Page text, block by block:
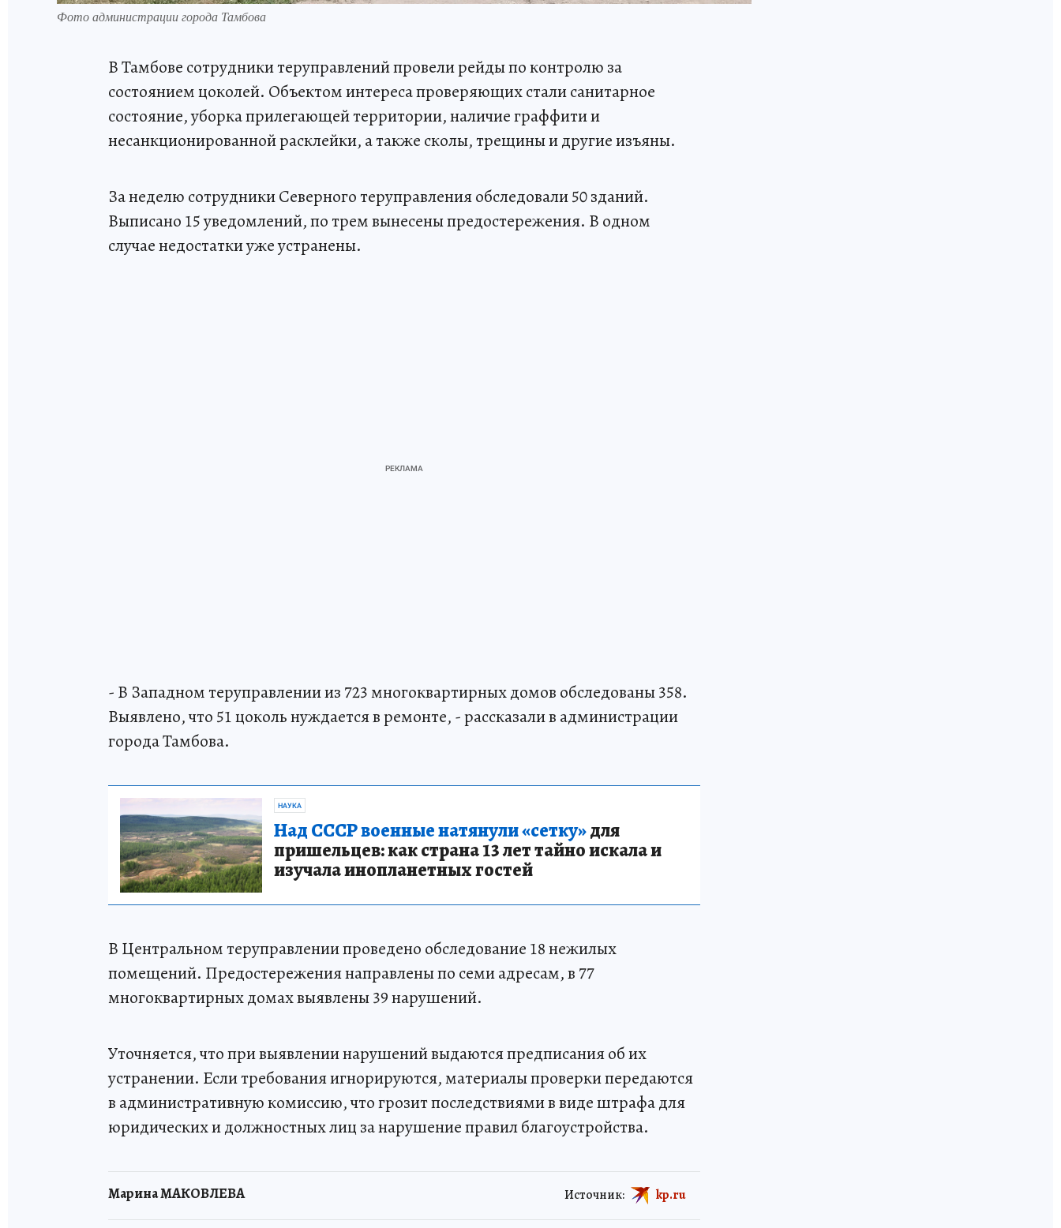
Фото администрации города Тамбова
В Тамбове сотрудники теруправлений провели рейды по контролю за
состоянием цоколей. Объектом интереса проверяющих стали санитарное
состояние, уборка прилегающей территории, наличие граффити и
несанкционированной расклейки, а также сколы, трещины и другие изъяны.
За неделю сотрудники Северного теруправления обследовали 50 зданий.
Выписано 15 уведомлений, по трем вынесены предостережения. В одном
случае недостатки уже устранены.
- В Западном теруправлении из 723 многоквартирных домов обследованы 358.
Выявлено, что 51 цоколь нуждается в ремонте, - рассказали в администрации
города Тамбова.
НАУКА
Над СССР военные натянули «сетку»для
пришельцев: как страна 13 лет тайно искала и
изучала инопланетных гостей
В Центральном теруправлении проведено обследование 18 нежилых
помещений. Предостережения направлены по семи адресам, в 77
многоквартирных домах выявлены 39 нарушений.
Уточняется, что при выявлении нарушений выдаются предписания об их
устранении. Если требования игнорируются, материалы проверки передаются
в административную комиссию, что грозит последствиями в виде штрафа для
юридических и должностных лиц за нарушение правил благоустройства.
Марина МАКОВЛЕВА Источник: kp.ru